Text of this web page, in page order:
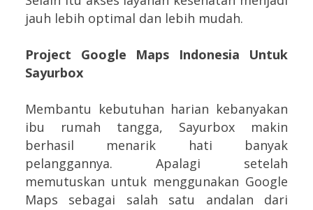
jauh lebih optimal dan lebih mudah.
Project Google Maps Indonesia Untuk
Sayurbox
Membantu kebutuhan harian kebanyakan
ibu rumah tangga, Sayurbox makin
berhasil menarik hati banyak
pelanggannya. Apalagi setelah
memutuskan untuk menggunakan Google
Maps sebagai salah satu andalan dari